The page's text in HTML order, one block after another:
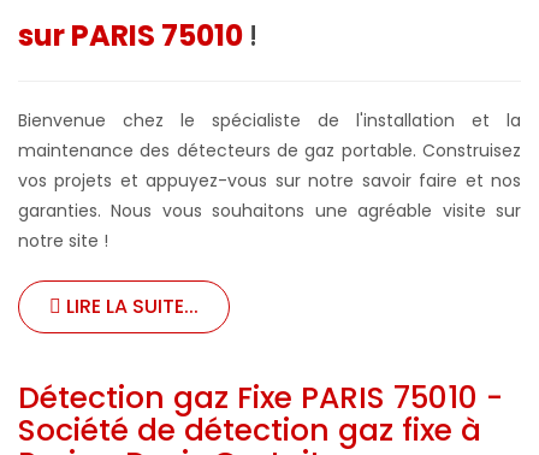
sur PARIS 75010 !
Bienvenue chez le spécialiste de l'installation et la
maintenance des détecteurs de gaz portable. Construisez
vos projets et appuyez-vous sur notre savoir faire et nos
garanties. Nous vous souhaitons une agréable visite sur
notre site !
LIRE LA SUITE...
Détection gaz Fixe PARIS 75010 -
Société de détection gaz fixe à